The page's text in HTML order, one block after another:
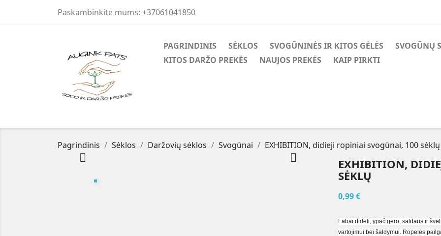
Paskambinkite mums: +37061041850
PAGRINDINIS SĖKLOS SVOGŪNINĖS IR KITOS GĖLĖS
SVOGŪNŲ
KITOS DARŽO PREKĖS
NAUJOS PREKĖS KAIP PIRKTI
Pagrindinis Sėklos Daržovių sėklos Svogūnai EXHIBITION, didieji ropiniai svogūnai, 100 sėklų
 
EXHIBITION,
SĖKLŲ
0,99 €
Labai dideli, ypač gero, saldaus ir
vartojimui bei šaldymui. Ropelės